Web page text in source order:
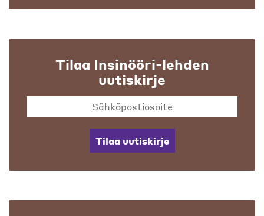
Tilaa Insinööri-lehden
uutiskirje
Tilaa uutiskirje